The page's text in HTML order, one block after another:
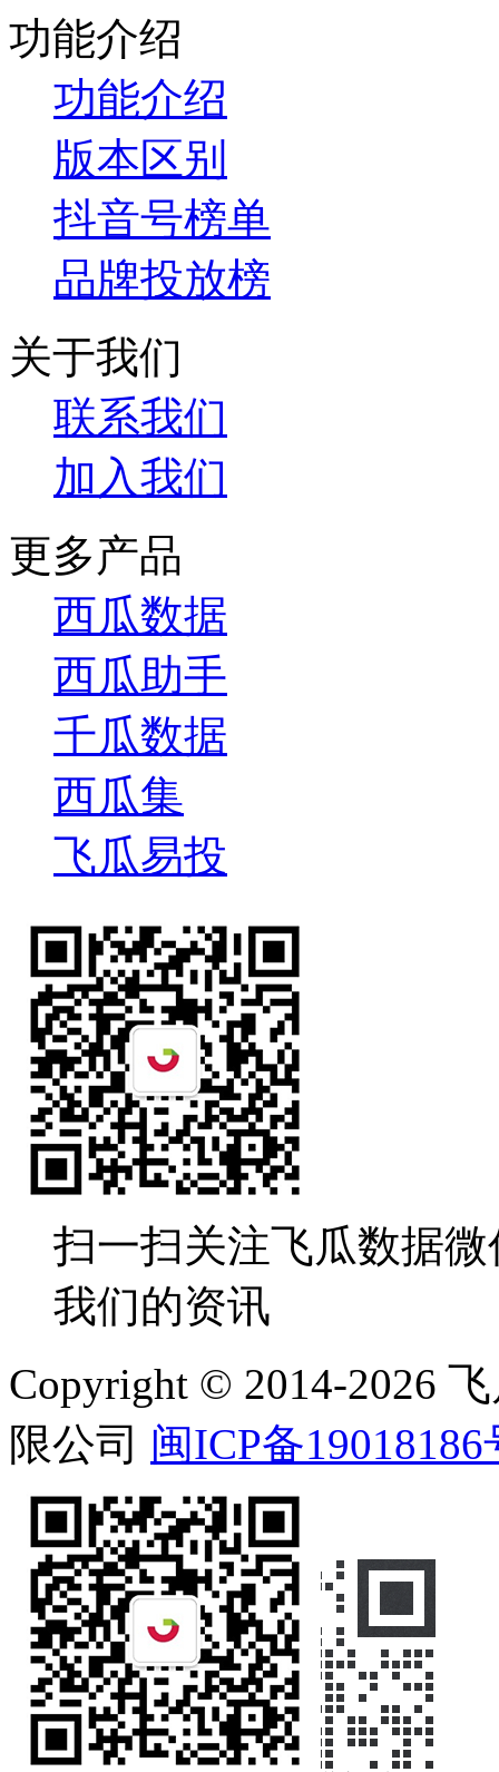
功能介绍
功能介绍
版本区别
抖音号榜单
品牌投放榜
关于我们
联系我们
加入我们
更多产品
西瓜数据
西瓜助手
千瓜数据
西瓜集
飞瓜易投
扫一扫关注飞瓜数据
我们的资讯
Copyright © 2014-2026
限公司 闽ICP备19018186
在线客服